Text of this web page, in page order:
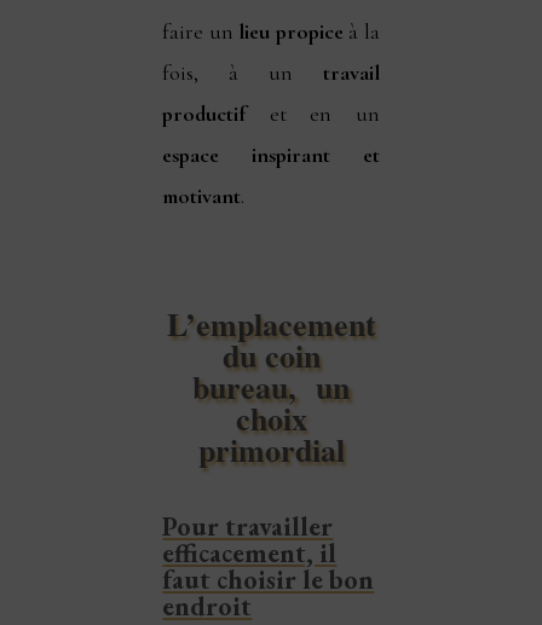
faire un lieu propice à la
fois, à un travail
productifet en un
espace inspirant et
motivant.
L’emplacement
du coin
bureau, un
choix
primordial
Pour travailler
efficacement, il
faut choisir le bon
endroit